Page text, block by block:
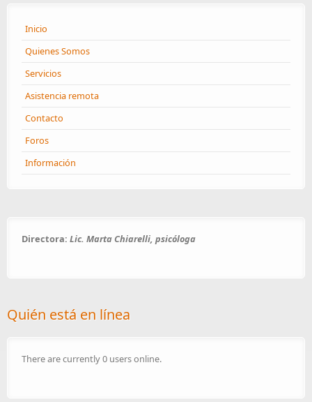
Inicio
Quienes Somos
Servicios
Asistencia remota
Contacto
Foros
Información
Directora: Lic. Marta Chiarelli, psicóloga
Quién está en línea
There are currently 0 users online.